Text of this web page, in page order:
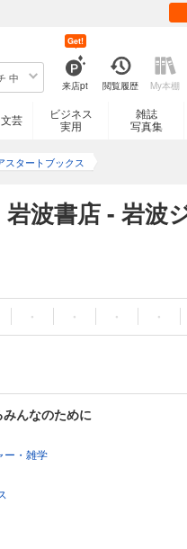
中
来店pt
Get!
閲覧履歴 My本棚
芸
ビジネス
実用
雑誌
写真集
スタートブックス
波書店 - 岩波
・ ・ ・ ・
んなのために
ー・雑学